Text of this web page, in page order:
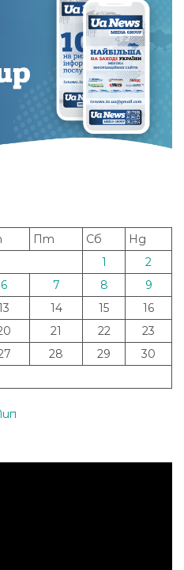
Пт Сб
Нд
1
2
6 7 8
9
14 15
16
21 22
23
28 29
30